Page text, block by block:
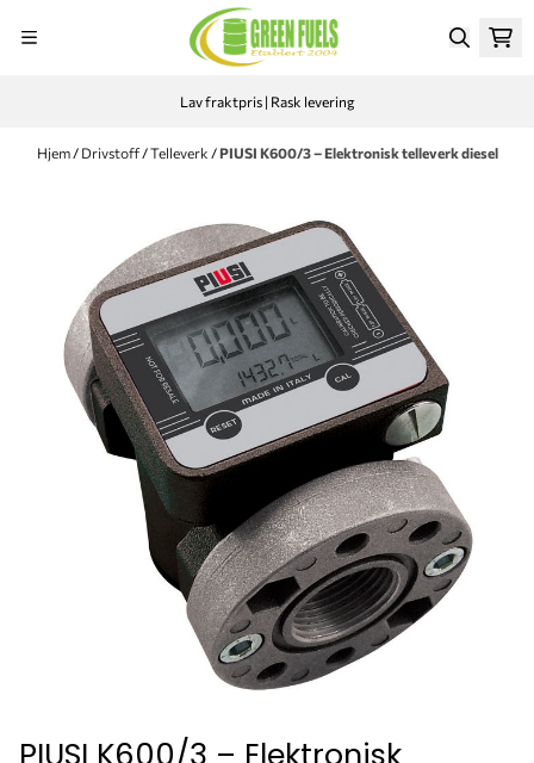
Lav fraktpris | Rask levering
Hjem / Drivstoff /Telleverk /PIUSI K600/3 – Elektronisk telleverk diesel